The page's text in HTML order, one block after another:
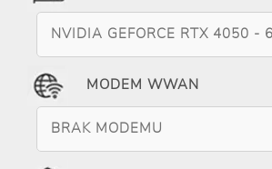
NVIDIA GEFORCE RTX 4050 -
MODEM WWAN
BRAK MODEMU